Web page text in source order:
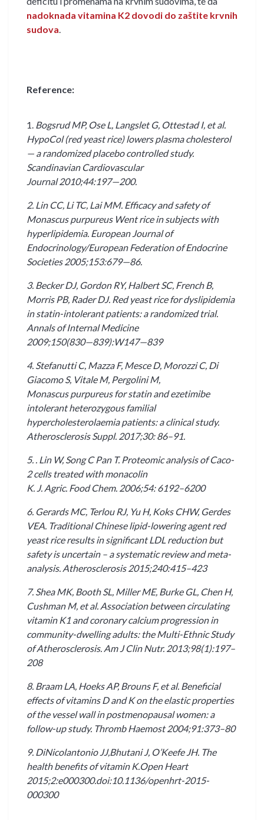
nadoknada vitamina K2 dovodi do zaštite krvnih
sudova
Reference:
1. Bogsrud MP, Ose L, Langslet G, Ottestad I, et al.
HypoCol (red yeast rice) lowers plasma cholesterol
— a randomized placebo controlled study.
Scandinavian Cardiovascular
Journal 2010;44:197—200.
2. Lin CC, Li TC, Lai MM. Efficacy and safety of
Monascus purpureus Went rice in subjects with
hyperlipidemia. European Journal of
Endocrinology/European Federation of Endocrine
Societies 2005;153:679—86.
3. Becker DJ, Gordon RY, Halbert SC, French B,
Morris PB, Rader DJ. Red yeast rice for dyslipidemia
in statin-intolerant patients: a randomized trial.
Annals of Internal Medicine
2009;150(830—839):W147—839
4. Stefanutti C, Mazza F, Mesce D, Morozzi C, Di
Giacomo S, Vitale M, Pergolini M,
Monascus purpureus for statin and ezetimibe
intolerant heterozygous familial
hypercholesterolaemia patients: a clinical study.
Atherosclerosis Suppl. 2017;30: 86–91.
5. . Lin W, Song C Pan T. Proteomic analysis of Caco-
2 cells treated with monacolin
K. J. Agric. Food Chem. 2006;54: 6192–6200
6. Gerards MC, Terlou RJ, Yu H, Koks CHW, Gerdes
VEA. Traditional Chinese lipid-lowering agent red
yeast rice results in significant LDL reduction but
safety is uncertain – a systematic review and meta-
analysis. Atherosclerosis 2015;240:415–423
7. Shea MK, Booth SL, Miller ME, Burke GL, Chen H,
Cushman M, et al. Association between circulating
vitamin K1 and coronary calcium progression in
community-dwelling adults: the Multi-Ethnic Study
of Atherosclerosis. Am J Clin Nutr. 2013;98(1):197–
208
8. Braam LA, Hoeks AP, Brouns F, et al. Beneficial
effects of vitamins D and K on the elastic properties
of the vessel wall in postmenopausal women: a
follow-up study. Thromb Haemost 2004;91:373–80
9. DiNicolantonio JJ,Bhutani J, O’Keefe JH. The
health benefits of vitamin K.Open Heart
2015;2:e000300.doi:10.1136/openhrt-2015-
000300